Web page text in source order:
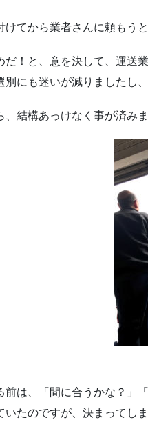
けてから業者さんに頼もう
だ！と、意を決して、運送
別にも迷いが減りましたし
、結構あっけなく事が済みま
前は、「間に合うかな？」
いたのですが、決まってし